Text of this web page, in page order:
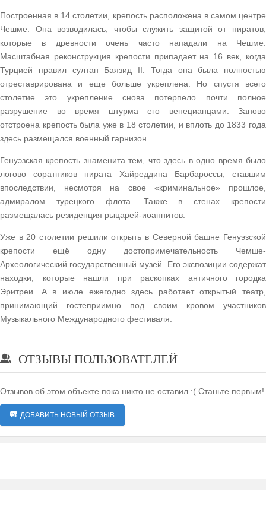
Построенная в 14 столетии, крепость расположена в самом центре
Чешме. Она возводилась, чтобы служить защитой от пиратов,
которые в древности очень часто нападали на Чешме.
Масштабная реконструкция крепости припадает на 16 век, когда
Турцией правил султан Баязид II. Тогда она была полностью
отреставрирована и еще больше укреплена. Но спустя всего
столетие это укрепление снова потерпело почти полное
разрушение во время штурма его венецианцами. Заново
отстроена крепость была уже в 18 столетии, и вплоть до 1833 года
здесь размещался военный гарнизон.
Генуэзская крепость знаменита тем, что здесь в одно время было
логово соратников пирата Хайреддина Барбароссы, ставшим
впоследствии, несмотря на свое «криминальное» прошлое,
адмиралом турецкого флота. Также в стенах крепости
размещалась резиденция рыцарей-иоаннитов.
Уже в 20 столетии решили открыть в Северной башне Генуэзской
крепости ещё одну достопримечательность Чемше-
Археологический государственный музей. Его экспозиции содержат
находки, которые нашли при раскопках античного городка
Эритреи. А в июле ежегодно здесь работает открытый театр,
принимающий гостеприимно под своим кровом участников
Музыкального Международного фестиваля.
ОТЗЫВЫ ПОЛЬЗОВАТЕЛЕЙ
Отзывов об этом объекте пока никто не оставил :( Станьте первым!
ДОБАВИТЬ НОВЫЙ ОТЗЫВ